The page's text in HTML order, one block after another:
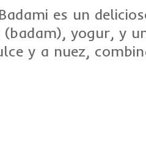
es un
yogur, y
y a nuez,